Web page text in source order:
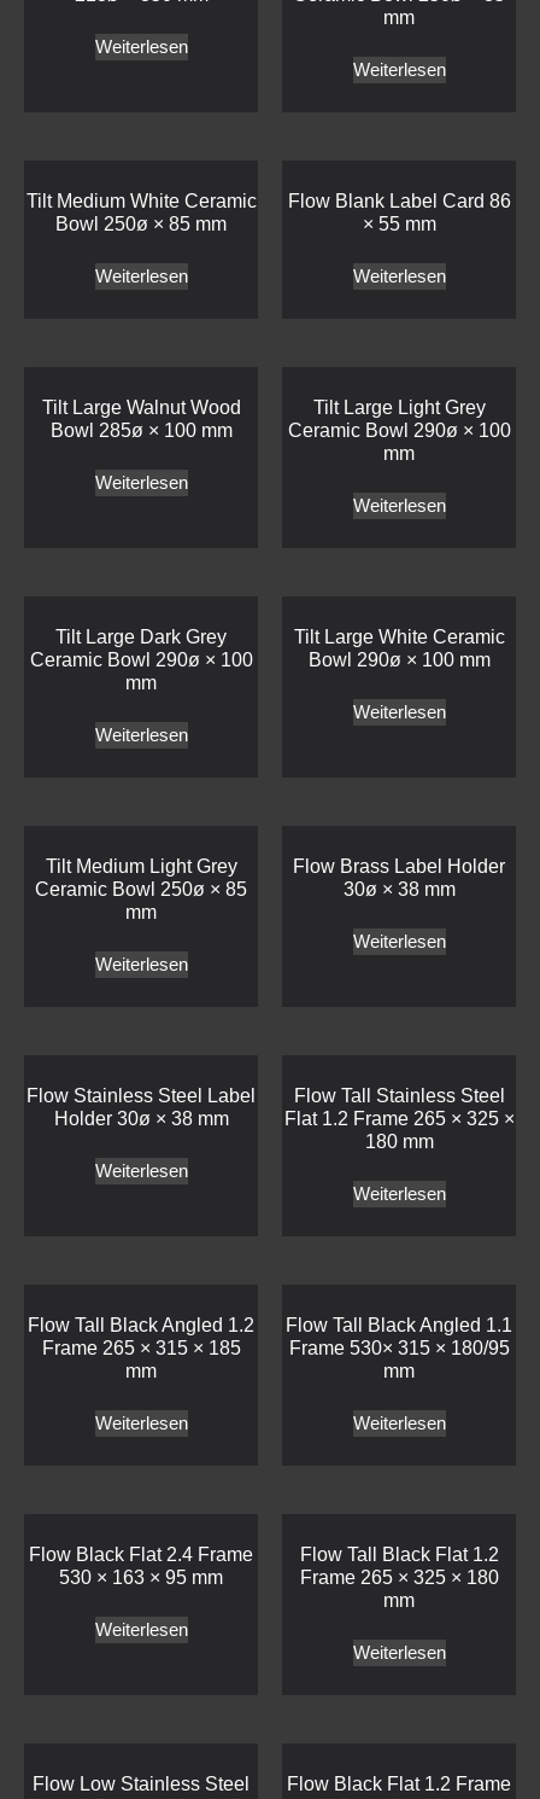
Weiterlesen
mm
Weiterlesen
Tilt Medium White Ceramic
Bowl 250ø × 85 mm
Weiterlesen
Flow Blank Label Card 86
× 55 mm
Weiterlesen
Tilt Large Walnut Wood
Bowl 285ø × 100 mm
Weiterlesen
Tilt Large Light Grey
Ceramic Bowl 290ø × 100
mm
Weiterlesen
Tilt Large Dark Grey
Ceramic Bowl 290ø × 100
mm
Weiterlesen
Tilt Large White Ceramic
Bowl 290ø × 100 mm
Weiterlesen
Tilt Medium Light Grey
Ceramic Bowl 250ø × 85
mm
Weiterlesen
Flow Brass Label Holder
30ø × 38 mm
Weiterlesen
Flow Stainless Steel Label
Holder 30ø × 38 mm
Weiterlesen
Flow Tall Stainless Steel
Flat 1.2 Frame 265 × 325 ×
180 mm
Weiterlesen
Flow Tall Black Angled 1.2
Frame 265 × 315 × 185
mm
Weiterlesen
Flow Tall Black Angled 1.1
Frame 530× 315 × 180/95
mm
Weiterlesen
Flow Black Flat 2.4 Frame
530 × 163 × 95 mm
Weiterlesen
Flow Tall Black Flat 1.2
Frame 265 × 325 × 180
mm
Weiterlesen
Flow Low Stainless Steel
Flow Black Flat 1.2 Frame